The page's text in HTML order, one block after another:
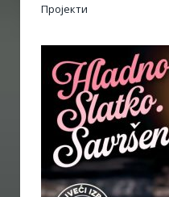
Пројекти